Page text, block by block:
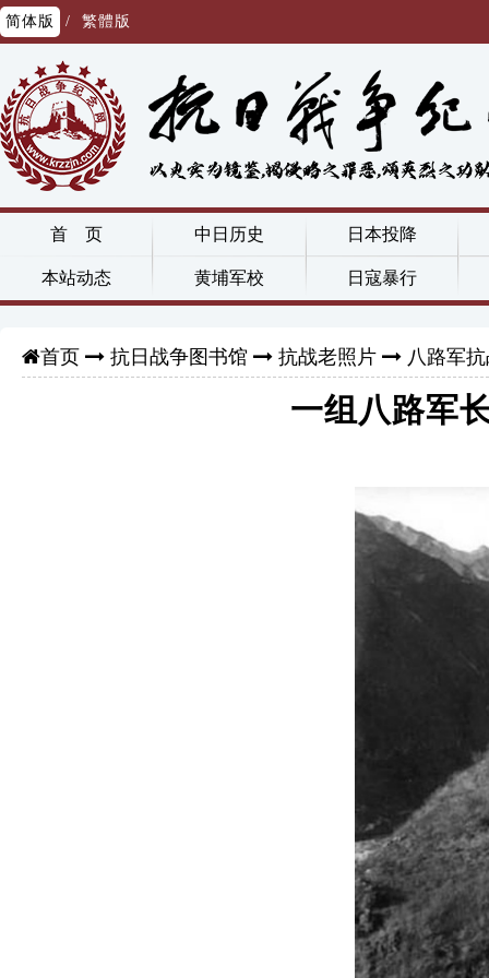
简体版 / 繁體版
首 页 中日历史 日本投降
本站动态 黄埔军校 日寇暴行
首页 抗日战争图书馆 抗战老照片 八路军
一组八路军